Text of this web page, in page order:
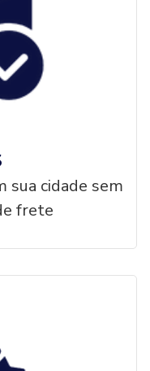
sua cidade sem
frete